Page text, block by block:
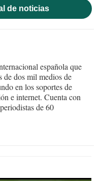
de noticias
española que
de dos mil medios de
en los soportes de
e internet. Cuenta con
de 60